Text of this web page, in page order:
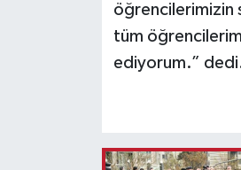
öğrencilerimizin
tüm
ediyorum.”